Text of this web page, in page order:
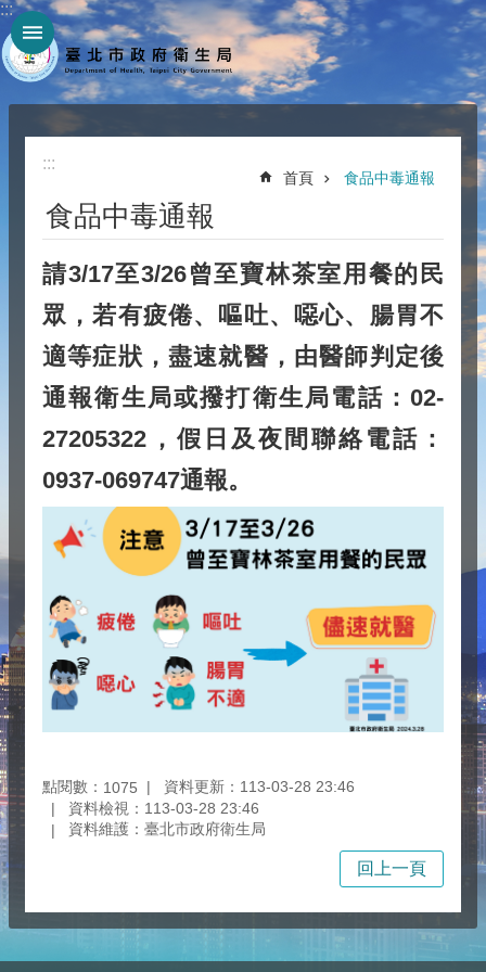
跳到主要內容區塊
:::
:::
首頁 食品中毒通報
食品中毒通報
請3/17至3/26曾至寶林茶室用餐的民
眾，若有疲倦、嘔吐、噁心、腸胃不
適等症狀，盡速就醫，由醫師判定後
通報衛生局或撥打衛生局電話：02-
27205322，假日及夜間聯絡電話：
0937-069747通報。
點閱數： 1075
資料更新：113-03-28 23:46
資料檢視：113-03-28 23:46
資料維護：臺北市政府衛生局
回上一頁